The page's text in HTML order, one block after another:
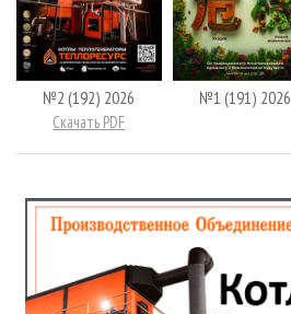
№2 (192) 2026
Скачать PDF
№1 (191) 2026